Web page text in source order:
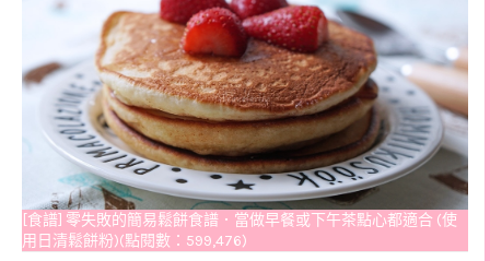
[食譜] 零失敗的簡易鬆餅食譜．當做早餐或下午茶點心都適合 (使
用日清鬆餅粉)(點閱數：599,476)